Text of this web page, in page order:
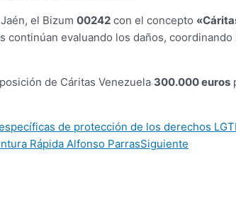
el Bizum 00242 con el concepto
evaluando los daños,
de Cáritas Venezuela 300.000 euros
de protección de los derechos
Rápida Alfonso ParrasSiguiente